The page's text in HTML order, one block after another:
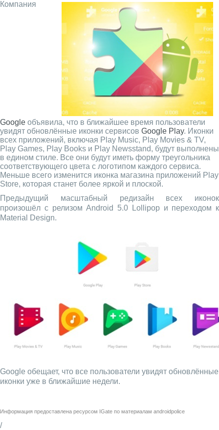
Компания
Google объявила, что в ближайшее время пользователи
увидят обновлённые иконки сервисов Google Play. Иконки
всех приложений, включая Play Music, Play Movies & TV,
Play Games, Play Books и Play Newsstand, будут выполнены
в едином стиле. Все они будут иметь форму треугольника
соответствующего цвета с логотипом каждого сервиса.
Меньше всего изменится иконка магазина приложений Play
Store, которая станет более яркой и плоской.
Предыдущий масштабный редизайн всех иконок
произошёл с релизом Android 5.0 Lollipop и переходом к
Material Design.
Google обещает, что все пользователи увидят обновлённые
иконки уже в ближайшие недели.
Информация предоставлена ресурсом IGate по материалам androidpolice
/